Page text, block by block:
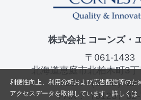
株式会社 コーンズ・
〒061-1433
北海道恵庭市北柏木町3
TEL：（0123）
FAX：（0123）
利便性向上、利用分析および広告配信等のた
アクセスデータを取得しています。詳しくは